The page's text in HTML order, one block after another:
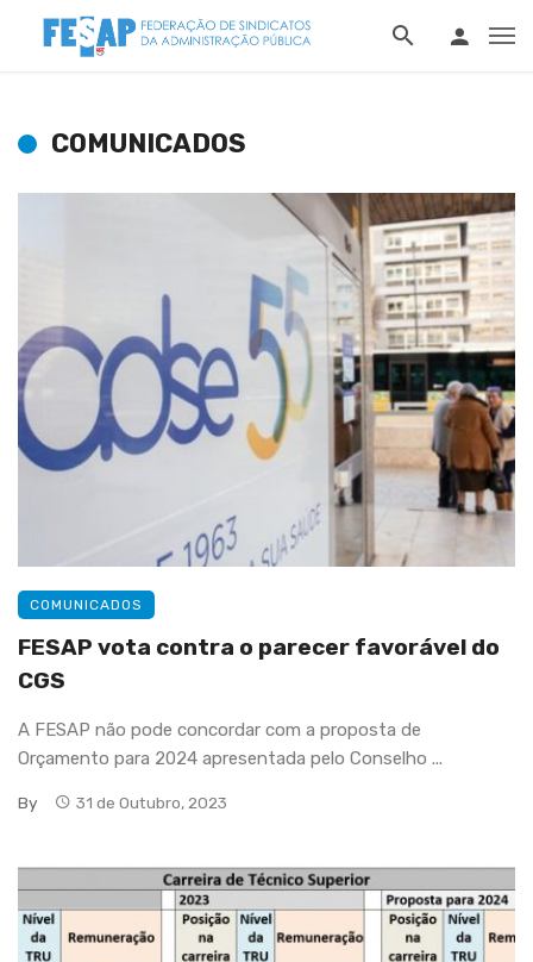
COMUNICADOS
COMUNICADOS
FESAP vota contra o parecer favorável do
CGS
A FESAP não pode concordar com a proposta de
Orçamento para 2024 apresentada pelo Conselho ...
By 31 de Outubro, 2023